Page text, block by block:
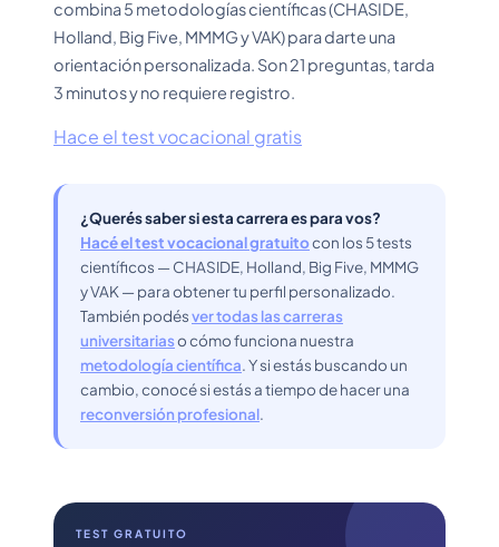
combina 5 metodologías científicas (CHASIDE,
Holland, Big Five, MMMG y VAK) para darte una
orientación personalizada. Son 21 preguntas, tarda
3 minutos y no requiere registro.
Hace el test vocacional gratis
¿Querés saber si esta carrera es para vos?
Hacé el test vocacional gratuitocon los 5 tests
científicos — CHASIDE, Holland, Big Five, MMMG
y VAK — para obtener tu perfil personalizado.
También podésver todas las carreras
universitariaso cómo funciona nuestra
metodología científica. Y si estás buscando un
cambio, conocé si estás a tiempo de hacer una
reconversión profesional.
TEST GRATUITO